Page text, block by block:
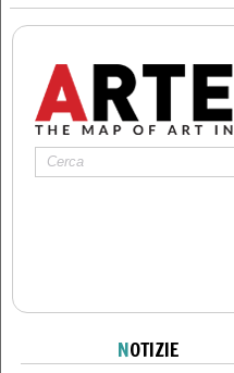
NOTIZIE